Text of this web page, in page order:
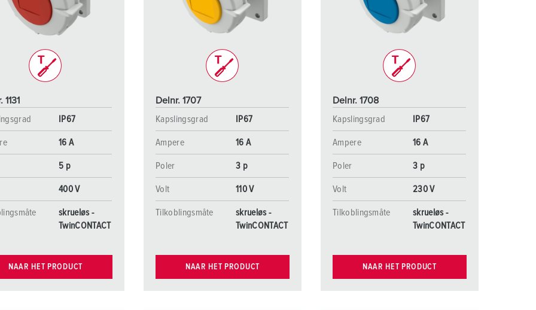
Internasjonale standarder for stikkforbindelser
Data-/nettverksteknikk
Produkter med utvidede utførelser og tilleggsprodukter
Tilbehør
Arrangementsteknikk
1131
IP67
16 A
5 p
400 V
skrueløs -
TwinCONTACT
NAAR HET PRODUCT
Delnr. 1707
Kapslingsgrad
IP67
Ampere 16 A
Poler 3 p
Volt 110 V
Tilkoblingsmåte
skrueløs -
TwinCONTACT
NAAR HET PRODUCT
Delnr. 1708
Kapslingsgrad
IP67
Ampere 16 A
Poler 3 p
Volt 230 V
Tilkoblingsmåte
skrueløs -
TwinCONTACT
NAAR HET PRODUCT